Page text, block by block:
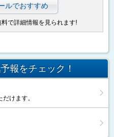
ルでおすすめ
で詳細情報を見られます!
報をチェック！
けます。